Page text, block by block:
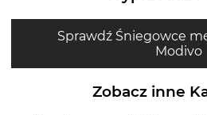
Sprawdź Śniegowce
Modivo
Zobacz inne